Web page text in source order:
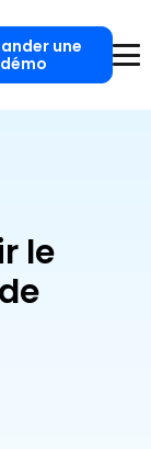
démoune
démo
le